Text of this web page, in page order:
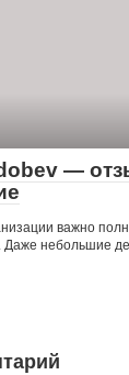
—
важно
Даже небольшие